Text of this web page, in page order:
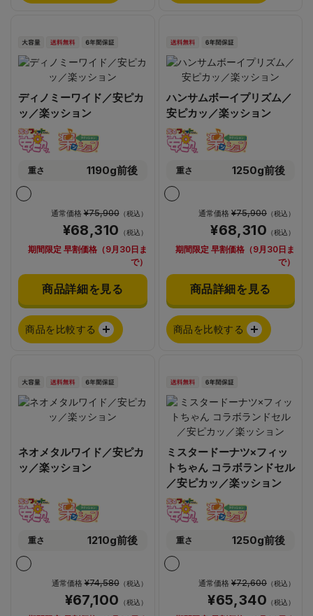
ディノミーワイド／安ピカ
ッ／楽ッション
重さ 1190g前後
通常価格¥75,900（税込）
¥68,310 （税込）
期間限定 早割価格（9月30日ま
で）
商品詳細を見る
商品を比較する
ハンサムボーイプリズム／
安ピカッ／楽ッション
重さ 1250g前後
通常価格 ¥75,900 （税込）
¥68,310 （税込）
期間限定 早割価格（9月30日ま
で）
商品詳細を見る
商品を比較する
ネオメタルワイド／安ピカ
ッ／楽ッション
重さ 1210g前後
通常価格¥74,580（税込）
¥67,100 （税込）
ミスタードーナツ×フィッ
トちゃん コラボランドセル
／安ピカッ／楽ッション
重さ 1250g前後
通常価格 ¥72,600 （税込）
¥65,340 （税込）